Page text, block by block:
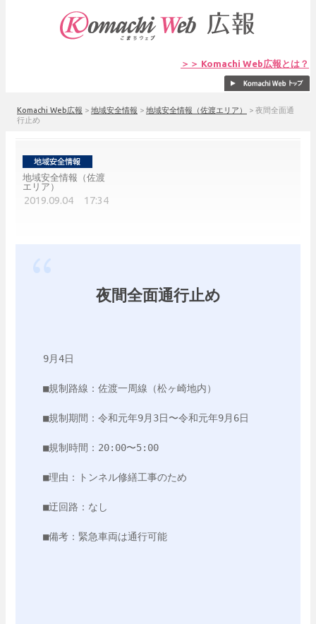
＞＞ Komachi Web広報とは？
Komachi Web広報 > 地域安全情報 > 地域安全情報（佐渡エリア） > 夜間全面通
行止め
地域安全情報（佐渡
エリア）
2019.09.04 17:34
夜間全面通行止め
9月4日
■規制路線：佐渡一周線（松ヶ崎地内）
■規制期間：令和元年9月3日〜令和元年9月6日
■規制時間：20:00〜5:00
■理由：トンネル修繕工事のため
■迂回路：なし
■備考：緊急車両は通行可能